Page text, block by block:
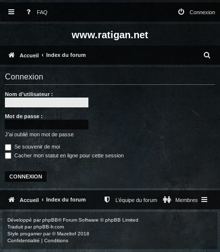
FAQ Connexion
www.ratigan.net
Accueil Index du forum
Connexion
Nom d’utilisateur :
Mot de passe :
J’ai oublié mon mot de passe
Se souvenir de moi
Cacher mon statut en ligne pour cette session
Accueil Index du forum Membres
L’équipe du forum
Développé parphpBB® Forum Software © phpBB Limited
Traduit parphpBB-fr.com
Style progamerpar ©Mazeltof 2018
Confidentialité | Conditions